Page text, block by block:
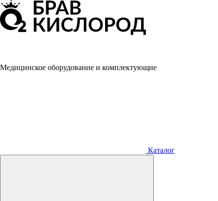
Медицинское оборудование и комплектующие
Каталог